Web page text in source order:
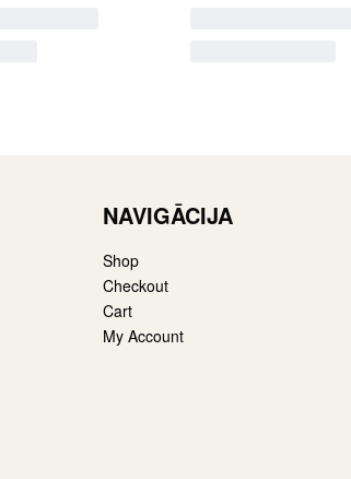
NAVIGĀCIJA
Shop
Checkout
Cart
My Account